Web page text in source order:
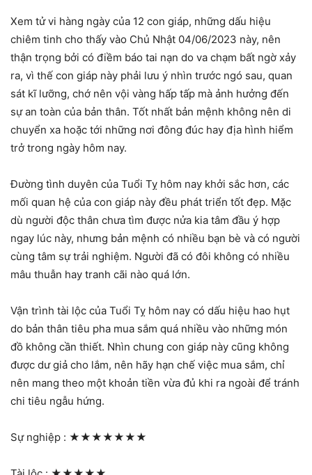
Xem tử vi hàng ngày của 12 con giáp, những dấu hiệu
chiêm tinh cho thấy vào Chủ Nhật 04/06/2023 này, nên
thận trọng bởi có điềm báo tai nạn do va chạm bất ngờ xảy
ra, vì thế con giáp này phải lưu ý nhìn trước ngó sau, quan
sát kĩ lưỡng, chớ nên vội vàng hấp tấp mà ảnh hưởng đến
sự an toàn của bản thân. Tốt nhất bản mệnh không nên di
chuyển xa hoặc tới những nơi đông đúc hay địa hình hiểm
trở trong ngày hôm nay.
Đường tình duyên của Tuổi Tỵ hôm nay khởi sắc hơn, các
mối quan hệ của con giáp này đều phát triển tốt đẹp. Mặc
dù người độc thân chưa tìm được nửa kia tâm đầu ý hợp
ngay lúc này, nhưng bản mệnh có nhiều bạn bè và có người
cùng tâm sự trải nghiệm. Người đã có đôi không có nhiều
mâu thuẫn hay tranh cãi nào quá lớn.
Vận trình tài lộc của Tuổi Tỵ hôm nay có dấu hiệu hao hụt
do bản thân tiêu pha mua sắm quá nhiều vào những món
đồ không cần thiết. Nhìn chung con giáp này cũng không
được dư giả cho lắm, nên hãy hạn chế việc mua sắm, chỉ
nên mang theo một khoản tiền vừa đủ khi ra ngoài để tránh
chi tiêu ngẫu hứng.
Sự nghiệp : ★★★★★★★